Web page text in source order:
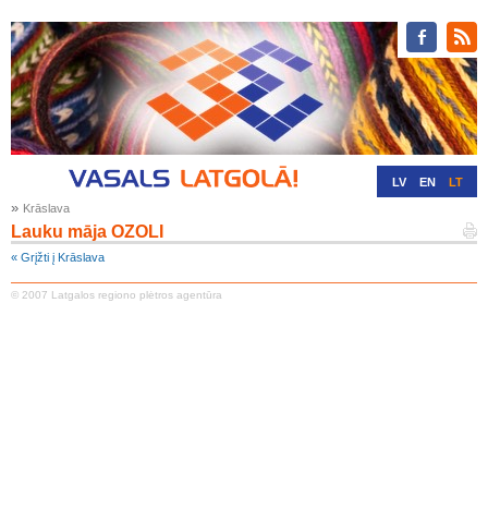
LV EN LT
» Krāslava
Lauku māja OZOLI
« Grįžti į Krāslava
© 2007 Latgalos regiono plėtros agentūra